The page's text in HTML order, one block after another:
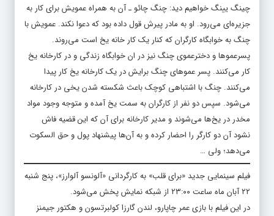
چینگ یینگ خواهیم دید: چنگ چائو ـ آن به همراه عمویش برای کار به
جزیره‌ای می‌رود. او به مادر پیرش قول داده بود که دعوا نکند. عمویش با
چنگ به خوابگاه کارگران که کنار یک کار خانه یخ است می‌روند.
پسرعموها و دخترعموی چنگ نیز در ان خوابگاه زندگی و در کارخانه یخ
کار می‌کنند. پسر عموهای چنگ برایش در یک کارخانه یخ کار پیدا
می‌کنند. چنگ با اشتباهی کوچک باعث شکسته شدن یخی در کارخانه
می‌شود. سپس دو نفر از کارگران به سمت یخ آمده و متوجه وجود مواد
مخدر در یخ‌ها می‌شوند و مدیر کارخانه برای آن که این قضیه فاش
نشود آن دو کارگر را احضار کرده و به آن‌ها پیشنهاد پول و حق السکوت
می‌دهد؛ ولی …
فیلم سینمایی جدید «برای قلب» به کارگردانی «آلونسو آلوارز»، پنج شنبه
۲۲ آبان ماه ساعت ۲۳:۰۰ از شبکه نمایش پخش می‌شود.
در این فیلم با بازی عمر چاپارو، لندن گارزا کولبرتسون و هکتور جیمنز